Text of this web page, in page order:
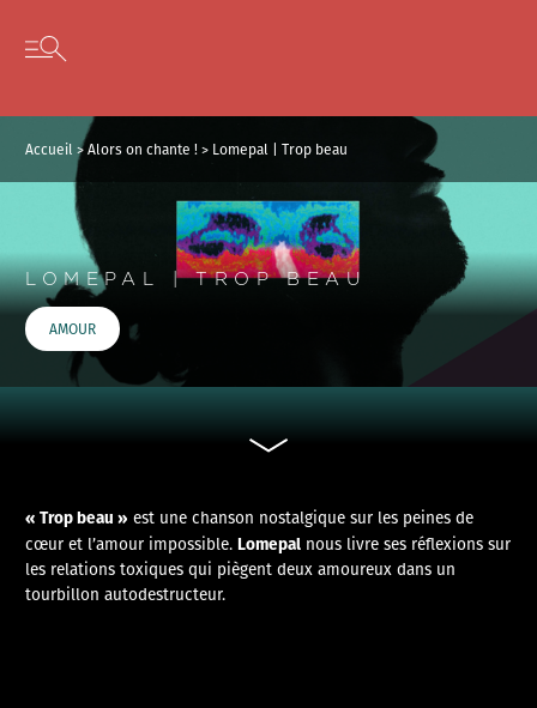
Skip to content
Open secondary menu
Accueil >Alors on chante !> Lomepal | Trop beau
LOMEPAL | TROP BEAU
AMOUR
« Trop beau » est une chanson nostalgique sur les peines de
cœur et l’amour impossible.Lomepal nous livre ses réflexions sur
les relations toxiques qui piègent deux amoureux dans un
tourbillon autodestructeur.